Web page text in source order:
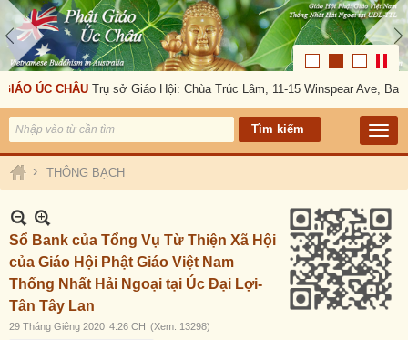
ÚC CHÂU Trụ sở Giáo Hội: Chùa Trúc Lâm, 11-15 Winspear Ave,
› THÔNG BẠCH
Sổ Bank của Tổng Vụ Từ Thiện Xã Hội
của Giáo Hội Phật Giáo Việt Nam
Thống Nhất Hải Ngoại tại Úc Đại Lợi-
Tân Tây Lan
29 Tháng Giêng 2020 4:26 CH (Xem: 13298)